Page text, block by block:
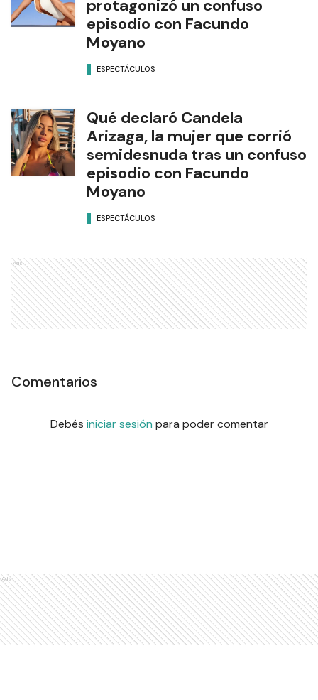
protagonizó un confuso
episodio con Facundo
Moyano
ESPECTÁCULOS
Qué declaró Candela
Arizaga, la mujer que corrió
semidesnuda tras un confuso
episodio con Facundo
Moyano
ESPECTÁCULOS
Ads
Comentarios
Debés iniciar sesión para poder comentar
Ads